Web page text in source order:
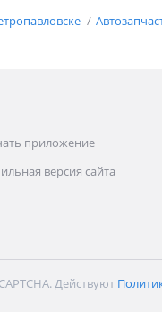
приложение
версия сайта
Действуют